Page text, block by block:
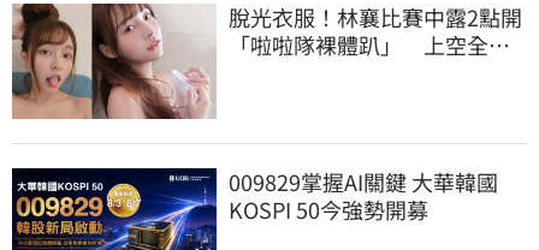
脫光衣服！林襄比賽中露2點開
「啦啦隊裸體趴」 上空全裸
009829掌握AI關鍵 大華韓國
KOSPI 50今強勢開募